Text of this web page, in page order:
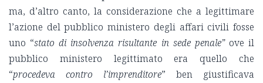
ma, d’altro canto, la considerazione che a legittimare
l’azione del pubblico ministero degli affari civili fosse
uno “stato di insolvenza risultante in sede penale”ove il
pubblico ministero legittimato era quello che
“procedeva contro l’imprenditore” ben giustificava